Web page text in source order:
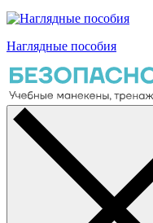
Наглядные пособия